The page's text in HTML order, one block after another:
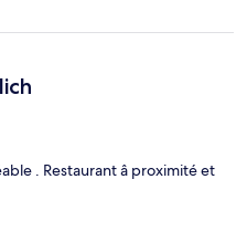
. Restaurant â proximité et